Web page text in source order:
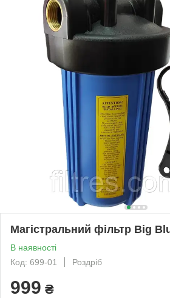
Магістральний фільтр Big
В наявності
Код: 699-01
Роздріб
999 ₴